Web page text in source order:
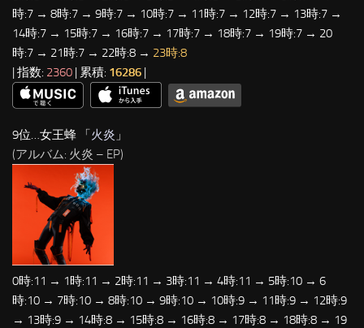
時:7 → 8時:7 → 9時:7 → 10時:7 → 11時:7 → 12時:7 → 13時:7 →
14時:7 → 15時:7 → 16時:7 → 17時:7 → 18時:7 → 19時:7 → 20
時:7 → 21時:7 → 22時:8 → 23時:8
| 指数: 2360 | 累積: 16286
9位…女王蜂 「火炎 」
(アルバム: 火炎 – EP)
0時:11 → 1時:11 → 2時:11 → 3時:11 → 4時:11 → 5時:10 → 6
時:10 → 7時:10 → 8時:10 → 9時:10 → 10時:9 → 11時:9 → 12時:9
→ 13時:9 → 14時:8 → 15時:8 → 16時:8 → 17時:8 → 18時:8 → 19